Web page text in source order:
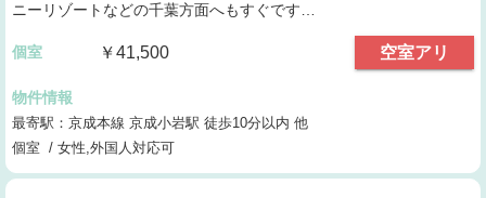
ニーリゾートなどの千葉方面へもすぐです…
個室 ￥41,500 空室アリ
物件情報
最寄駅：京成本線 京成小岩駅 徒歩10分以内 他
個室 / 女性,外国人対応可